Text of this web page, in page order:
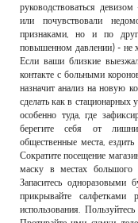
руководствоваться
или почувствовали
признаками, но и по
повышенном давлении) - не
Если ваши близкие
контакте с больными
назначит анализ на новую
сделать как в стационарных
особенно туда, где
берегите себя от
общественные места,
Сократите посещение
маску в местах большого
Запаситесь
прикрывайте
использования.